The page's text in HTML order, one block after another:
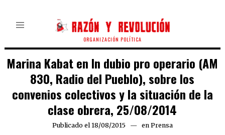
ORGANIZACIÓN POLÍTICA
Marina Kabat en In dubio pro operario (AM
830, Radio del Pueblo), sobre los
convenios colectivos y la situación de la
clase obrera, 25/08/2014
Publicado el 18/08/2015 en Prensa